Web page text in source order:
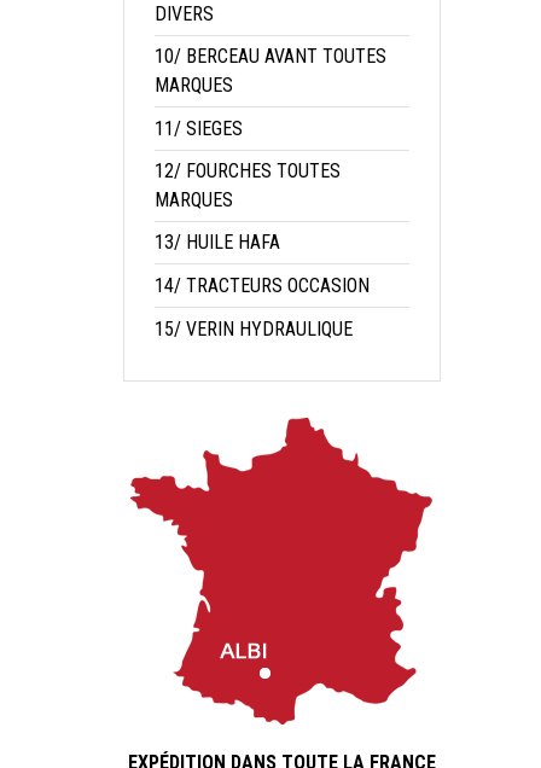
DIVERS
10/ BERCEAU AVANT TOUTES
MARQUES
11/ SIEGES
12/ FOURCHES TOUTES
MARQUES
13/ HUILE HAFA
14/ TRACTEURS OCCASION
15/ VERIN HYDRAULIQUE
EXPÉDITION DANS TOUTE LA FRANCE